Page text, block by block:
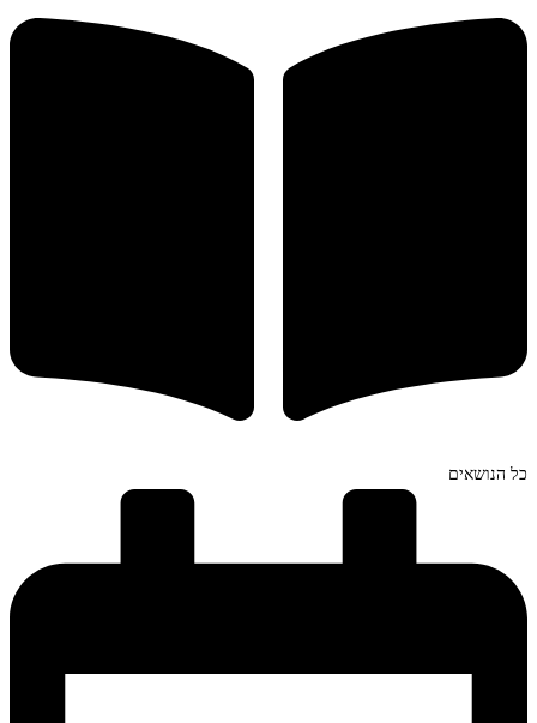
כל הנושאים